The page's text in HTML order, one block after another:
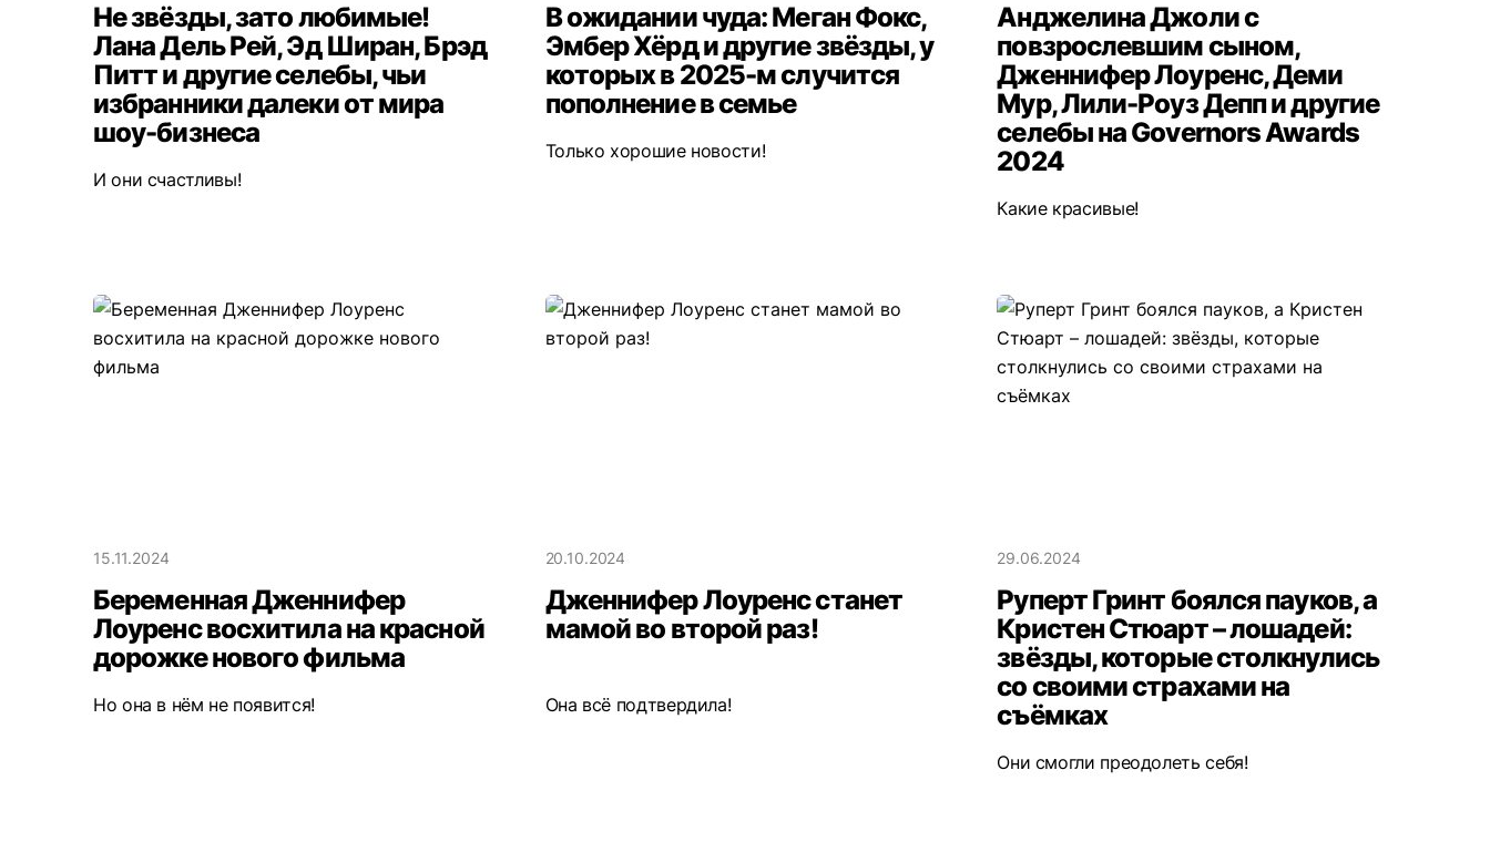
Не звёзды, зато любимые!
Лана Дель Рей, Эд Ширан, Брэд
Питт и другие селебы, чьи
избранники далеки от мира
шоу-бизнеса
И они счастливы!
В ожидании чуда: Меган Фокс,
Эмбер Хёрд и другие звёзды, у
которых в 2025-м случится
пополнение в семье
Только хорошие новости!
Анджелина Джоли с
повзрослевшим сыном,
Дженнифер Лоуренс, Деми
Мур, Лили-Роуз Депп и другие
селебы на Governors Awards
2024
Какие красивые!
15.11.2024
Беременная Дженнифер
Лоуренс восхитила на красной
дорожке нового фильма
Но она в нём не появится!
20.10.2024
Дженнифер Лоуренс станет
мамой во второй раз!
Она всё подтвердила!
29.06.2024
Руперт Гринт боялся пауков, а
Кристен Стюарт – лошадей:
звёзды, которые столкнулись
со своими страхами на
съёмках
Они смогли преодолеть себя!